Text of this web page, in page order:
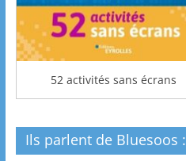
52 activités sans écrans
Ils parlent de Bluesoos :